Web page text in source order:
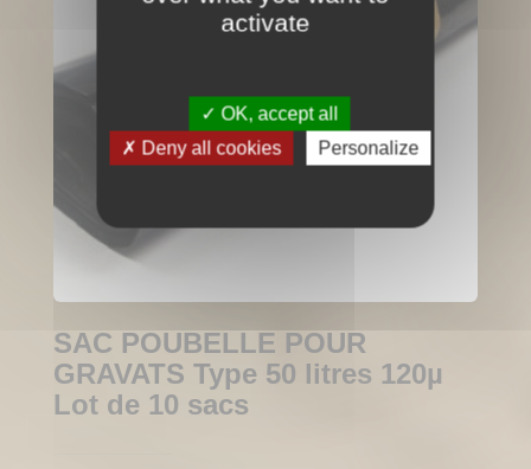
SAC POUBELLE POUR
GRAVATS Type 50 litres 120µ
Lot de 10 sacs
activate
OK, accept all
Deny all cookies
Personalize